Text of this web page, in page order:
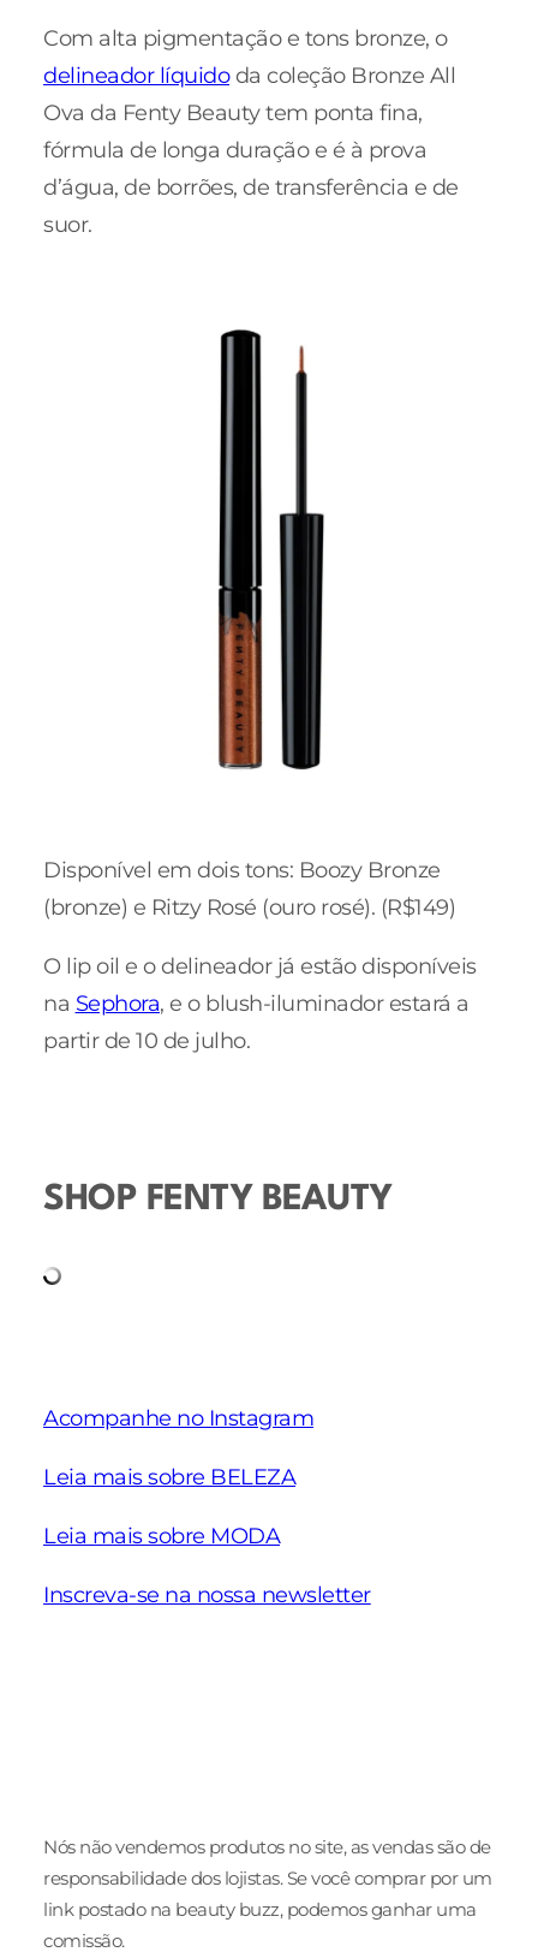
Com alta pigmentação e tons bronze, o
delineador líquidoda coleção Bronze All
Ova da Fenty Beauty tem ponta fina,
fórmula de longa duração e é à prova
d’água, de borrões, de transferência e de
suor.
Disponível em dois tons: Boozy Bronze
(bronze) e Ritzy Rosé (ouro rosé). (R$149)
O lip oil e o delineador já estão disponíveis
na Sephora, e o blush-iluminador estará a
partir de 10 de julho.
SHOP FENTY BEAUTY
Acompanhe no Instagram
Leia mais sobre BELEZA
Leia mais sobre MODA
Inscreva-se na nossa newsletter
Nós não vendemos produtos no site, as vendas são de
responsabilidade dos lojistas. Se você comprar por um
link postado na beauty buzz, podemos ganhar uma
comissão.